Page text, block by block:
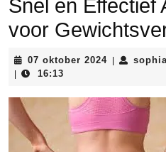
Snel en Effectief
voor
07 oktober 202407
16:13